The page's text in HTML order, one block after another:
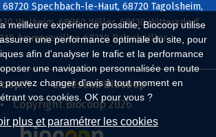
meilleure expérience possible, Biocoop utilise
une performance optimale du site, pour
afin d'analyser le trafic et la performance
une navigation personnalisée en toute
pouvez changer d'avis à tout moment en
vos cookies. OK pour vous ?
plus et paramétrer les cookies
Spechbach-le-Haut, 68720 Tagolsheim,
Walheim, 68960 Willer, 68130 Wittersdorf,
Ammerzwiller, 68210 Balschwiller
Le réseau Biocoop
Copyright Biocoop 2026